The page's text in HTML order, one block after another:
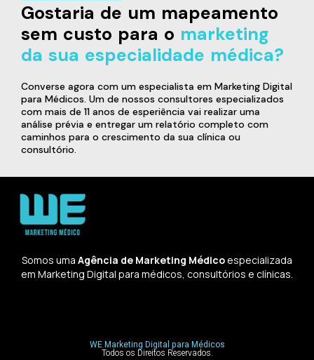
Gostaria de um mapeamento
sem custo para o marketing
da sua especialidade médica?
Converse agora com um especialista em Marketing Digital
para Médicos. Um de nossos consultores especializados
com mais de 11 anos de esperiência vai realizar uma
análise prévia e entregar um relatório completo com
caminhos para o crescimento da sua clínica ou
consultório.
Somos uma Agência de Marketing Médicoespecializada
em Marketing Digital para médicos, consultórios e clínicas.
WE Marketing Digital para Médicos
Todos os Direitos Reservados.